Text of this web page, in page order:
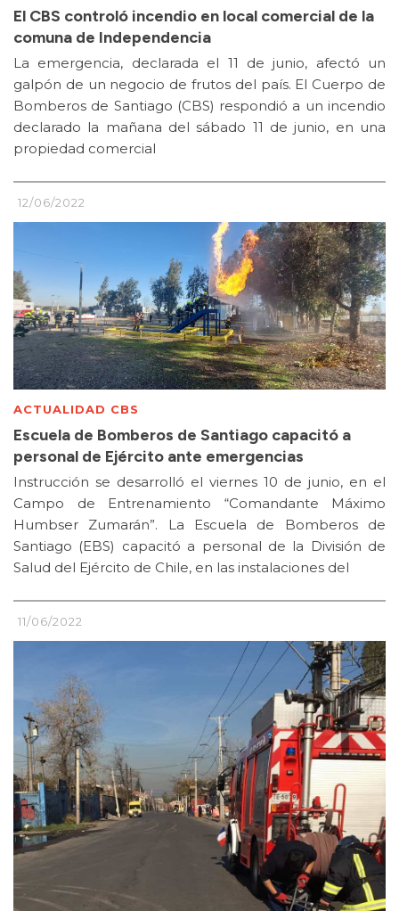
El CBS controló incendio en local comercial de la
comuna de Independencia
La emergencia, declarada el 11 de junio, afectó un
galpón de un negocio de frutos del país. El Cuerpo de
Bomberos de Santiago (CBS) respondió a un incendio
declarado la mañana del sábado 11 de junio, en una
propiedad comercial
12/06/2022
ACTUALIDAD CBS
Escuela de Bomberos de Santiago capacitó a
personal de Ejército ante emergencias
Instrucción se desarrolló el viernes 10 de junio, en el
Campo de Entrenamiento “Comandante Máximo
Humbser Zumarán”. La Escuela de Bomberos de
Santiago (EBS) capacitó a personal de la División de
Salud del Ejército de Chile, en las instalaciones del
11/06/2022